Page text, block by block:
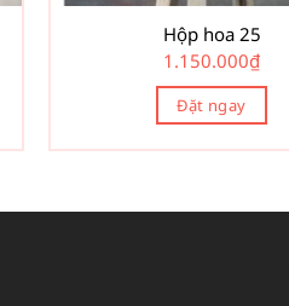
Hộp hoa 25
1.150.000₫
Đặt ngay